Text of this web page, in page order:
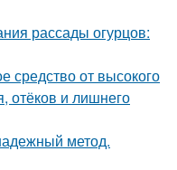
рассады огурцов:
средство от высокого
отёков и лишнего
метод.